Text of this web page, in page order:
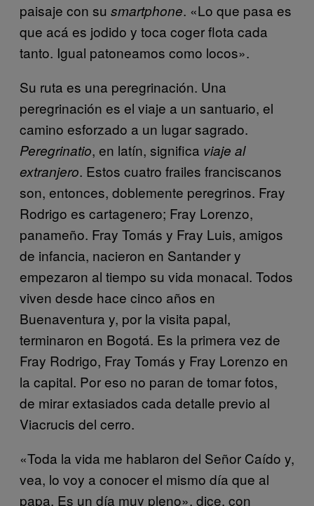
paisaje con su smartphone. «Lo que pasa es
que acá es jodido y toca coger flota cada
tanto. Igual patoneamos como locos».
Su ruta es una peregrinación. Una
peregrinación es el viaje a un santuario, el
camino esforzado a un lugar sagrado.
Peregrinatio, en latín, significa viaje al
extranjero. Estos cuatro frailes franciscanos
son, entonces, doblemente peregrinos. Fray
Rodrigo es cartagenero; Fray Lorenzo,
panameño. Fray Tomás y Fray Luis, amigos
de infancia, nacieron en Santander y
empezaron al tiempo su vida monacal. Todos
viven desde hace cinco años en
Buenaventura y, por la visita papal,
terminaron en Bogotá. Es la primera vez de
Fray Rodrigo, Fray Tomás y Fray Lorenzo en
la capital. Por eso no paran de tomar fotos,
de mirar extasiados cada detalle previo al
Viacrucis del cerro.
«Toda la vida me hablaron del Señor Caído y,
vea, lo voy a conocer el mismo día que al
papa. Es un día muy pleno», dice, con